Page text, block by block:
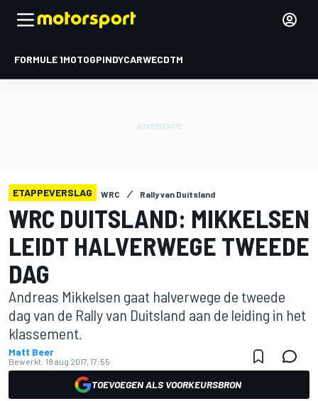
FORMULE 1MOTOGPINDYCARWECDTM
ETAPPEVERSLAG WRC Rally van Duitsland
WRC DUITSLAND: MIKKELSEN
LEIDT HALVERWEGE TWEEDE
DAG
Andreas Mikkelsen gaat halverwege de tweede
dag van de Rally van Duitsland aan de leiding in het
klassement.
Matt Beer
Bewerkt: 18 aug 2017, 17:55
TOEVOEGEN ALS VOORKEURSBRON